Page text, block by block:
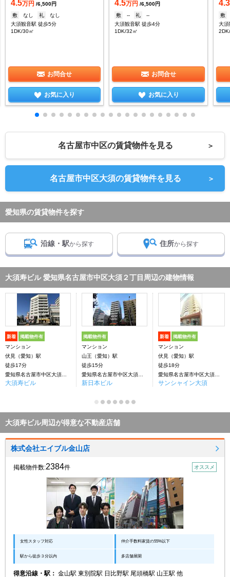
4.5万円 /6,500円
敷
なし 礼
なし
大須観音駅 徒歩5分
1DK/30㎡
お問合せ
お気に入り
4.5万円 /6,500円
敷
-- 礼
--
大須観音駅 徒歩4分
1DK/32㎡
お問合せ
お気に入り
4.3
敷
大須
名古屋市中区の賃貸物件を見る ＞
名古屋市中区大須の賃貸物件を見る ＞
愛知県の賃貸物件を探す
沿線・駅から探す 住所から探す
大須寿ビル 愛知県名古屋市中区大須２丁目周辺の建物情報
新着 掲載物件有
マンション
伏見（愛知）駅
徒歩17分
大須寿ビル
掲載物件有
マンション
山王（愛知）駅
徒歩15分
新日本ビル
新着 掲載物件有
マンション
伏見（愛知）駅
徒歩18分
サンシャイン大須
大須寿ビル周辺が得意な不動産店舗
株式会社エイブル金山店
掲載物件数:2384件 オススメ
女性スタッフ対応 仲介手数料家賃の55%以下
駅から徒歩３分以内 多店舗展開
得意沿線・駅： 金山駅 東別院駅 日比野駅 尾頭橋駅 山王駅 他